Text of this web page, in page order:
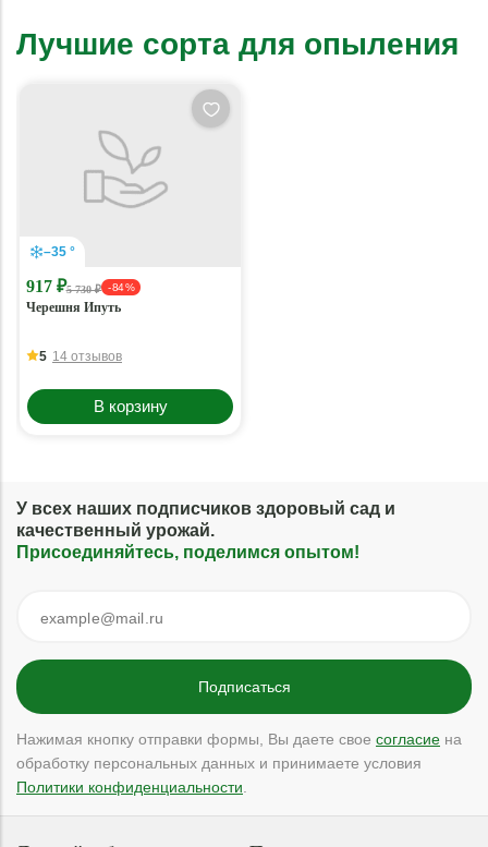
Лучшие сорта для опыления
–35 °
917 ₽5 730 ₽ - 84 %
Черешня Ипуть
5 14 отзывов
В корзину
У всех наших подписчиков здоровый сад и
качественный урожай.
Присоединяйтесь, поделимся опытом!
Нажимая кнопку отправки формы, Вы даете свое согласие на
обработку персональных данных и принимаете условия
Политики конфиденциальности